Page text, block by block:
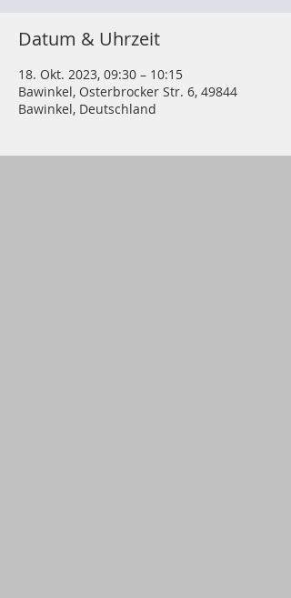
Datum & Uhrzeit
18. Okt. 2023, 09:30 – 10:15
Bawinkel, Osterbrocker Str. 6, 49844
Bawinkel, Deutschland